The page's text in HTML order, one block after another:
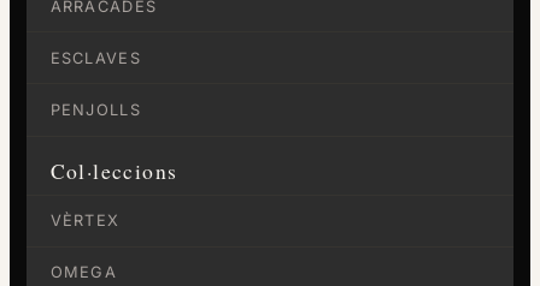
ARRACADES
ESCLAVES
PENJOLLS
Col·leccions
VÈRTEX
OMEGA